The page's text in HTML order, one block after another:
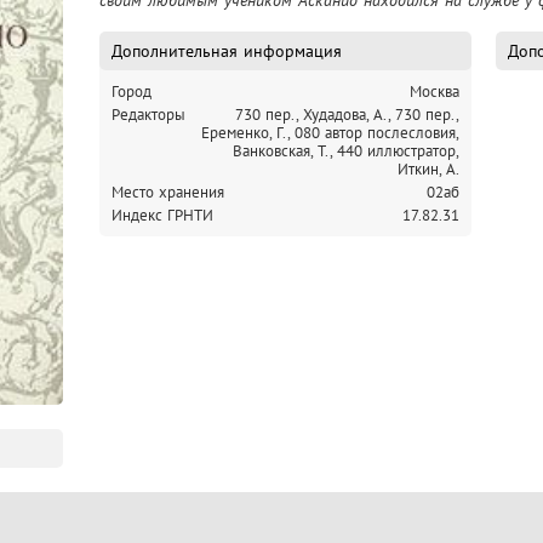
Дополнительная информация
Город
Москва
Редакторы
730 пер., Худадова, А., 730 пер.,
Еременко, Г., 080 автор послесловия,
Ванковская, Т., 440 иллюстратор,
Иткин, А.
Место хранения
02аб
Индекс ГРНТИ
17.82.31